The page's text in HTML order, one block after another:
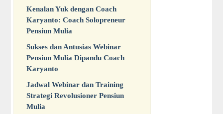
Kenalan Yuk dengan Coach
Karyanto: Coach Solopreneur
Pensiun Mulia
Sukses dan Antusias Webinar
Pensiun Mulia Dipandu Coach
Karyanto
Jadwal Webinar dan Training
Strategi Revolusioner Pensiun
Mulia